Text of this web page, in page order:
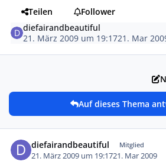
Teilen
Follower
diefairandbeautiful
21. März 2009 um 19:1721. Mar
Auf dieses Thema
diefairandbeautiful Mitglied
21. März 2009 um 19:1721. Mar 2009